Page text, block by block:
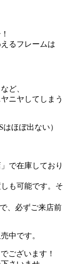
るフレームは
ど、
ニヤしてしまう
ほぼ出ない）
で在庫しており
も可能です。そ
、必ずご来店前
中です。
ございます！